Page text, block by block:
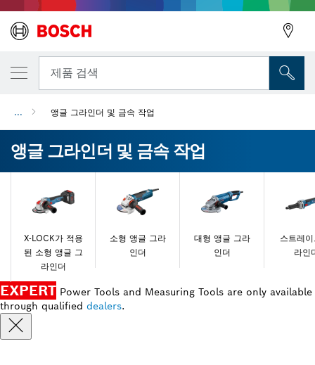
제품 검색
... 앵글 그라인더 및 금속 작업
앵글 그라인더 및 금속 작업
X-LOCK가 적용
된 소형 앵글 그
라인더
소형 앵글 그라
인더
대형 앵글 그라
인더
스트레
라인
EXPERT Power Tools and Measuring Tools are only available
through qualified dealers.